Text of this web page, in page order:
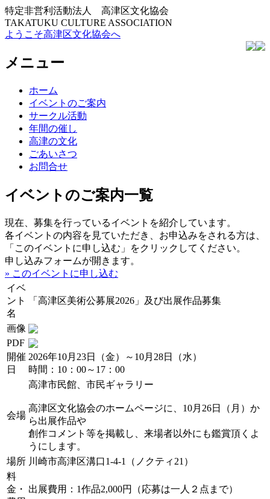
特定非営利活動法人 高津区文化協会
TAKATUKU CULTURE ASSOCIATION
ようこそ高津区文化協会へ
メニュー
ッ
プ
ホーム
イベントのご案内
サークル活動
年間の催し
高津の文化
ごあいさつ
お問合せ
イベントのご案内一覧
現在、募集を行っているイベントを紹介しています。
各イベントの内容を見ていただき、お申込みをされる方は、
「このイベントに申し込む」をクリックしてください。
申し込みフォームが開きます。
» このイベントに申し込む
イベ
ント
名
「高津区美術公募展2026」及び出展作品募集
画像
PDF
開催
日
2026年10月23日（金）～10月28日（水）
時間：10：00～17：00
会場
高津市民館、市民ギャラリー
高津区文化協会のホームページに、10月26日（月）か
ら出展作品や
創作コメント等を掲載し、来場者以外にも鑑賞頂くよ
うにします。
場所 川崎市高津区溝口1-4-1（ノクティ21）
料
金・
出展費用：1作品2,000円（応募は一人２点まで）